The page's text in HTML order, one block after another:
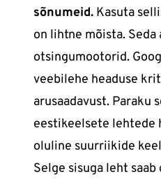
sõnumeid. Kasuta
on lihtne mõista. Seda
otsingumootorid.
veebilehe headuse
arusaadavust. Paraku
eestikeelsete lehtede
oluline suurriikide
Selge sisuga leht